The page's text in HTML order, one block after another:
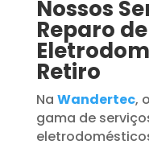
Nossos
Reparo de
Retiro
Na Wandertec,
gama de